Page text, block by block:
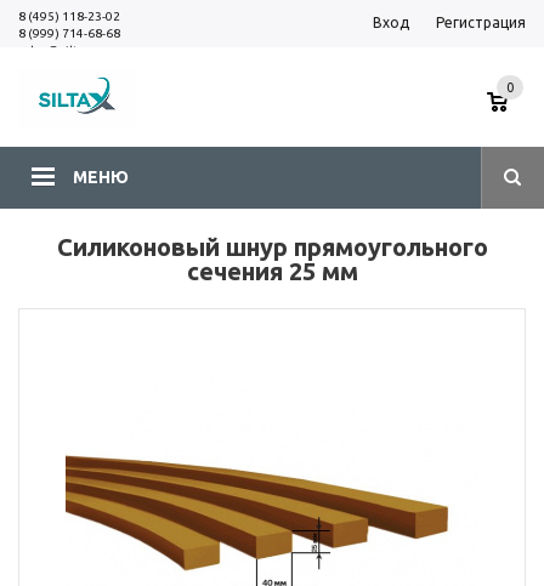
8 (495) 118-23-02
8 (999) 714-68-68
sales@siltax.ru
Вход Регистрация
МЕНЮ
0
Силиконовый шнур прямоугольного
сечения 25 мм